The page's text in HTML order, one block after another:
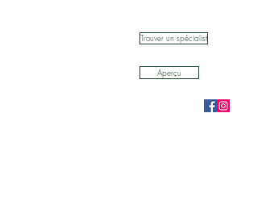
Trouver un spécialist
Aperçu